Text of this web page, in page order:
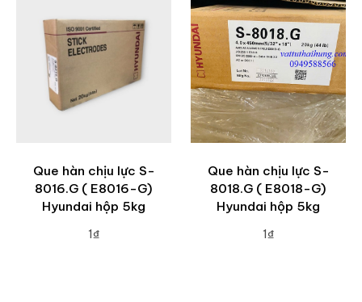
Que hàn chịu lực S-
8016.G ( E8016-G)
Hyundai hộp 5kg
1₫
Que hàn chịu lực S-
8018.G ( E8018-G)
Hyundai hộp 5kg
1₫